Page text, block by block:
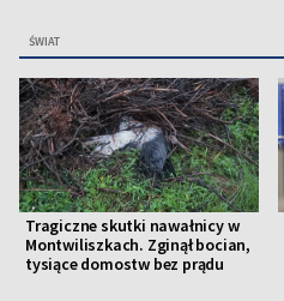
ŚWIAT
Tragiczne skutki nawałnicy w
Montwiliszkach. Zginął bocian,
tysiące domostw bez prądu